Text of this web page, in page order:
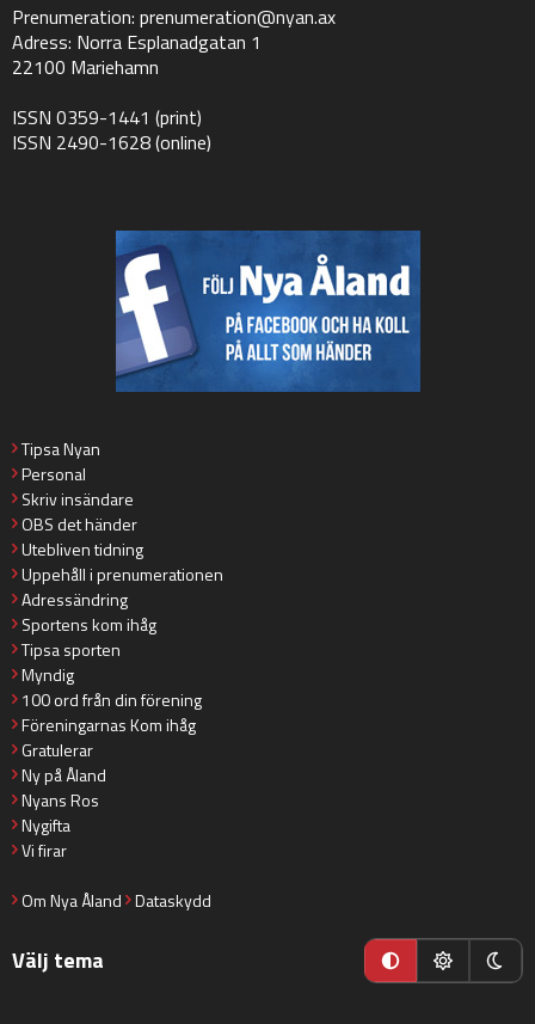
Prenumeration: prenumeration@nyan.ax
Adress: Norra Esplanadgatan 1
22100 Mariehamn
ISSN 0359-1441 (print)
ISSN 2490-1628 (online)
Tipsa Nyan
Personal
Skriv insändare
OBS det händer
Utebliven tidning
Uppehåll i prenumerationen
Adressändring
Sportens kom ihåg
Tipsa sporten
Myndig
100 ord från din förening
Föreningarnas Kom ihåg
Gratulerar
Ny på Åland
Nyans Ros
Nygifta
Vi firar
Om Nya Åland Dataskydd
Välj tema